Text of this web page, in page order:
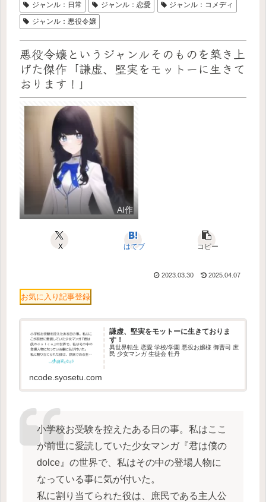
ジャンル：日常
ジャンル：恋愛
ジャンル：コメディ
ジャンル：悪役令嬢
悪役令嬢というジャンルそのものを築き上
げた傑作「謙虚、堅実をモットーに生きて
おります！」
AI作
X はてブ コピー
2023.03.30 2025.04.07
お気に入り記事登録
謙虚、堅実をモットーに生きておりま
す！
異世界転生 恋愛 学校/学園 悪役お嬢様 御曹司 庶
民 少女マンガ 生徒会 牡丹
ncode.syosetu.com
小学校お受験を控えたある日の事。私はここ
が前世に愛読していた少女マンガ『君は僕の
dolce』の世界で、私はその中の登場人物に
なっている事に気が付いた。
私に割り当てられた役は、庶民である主人公